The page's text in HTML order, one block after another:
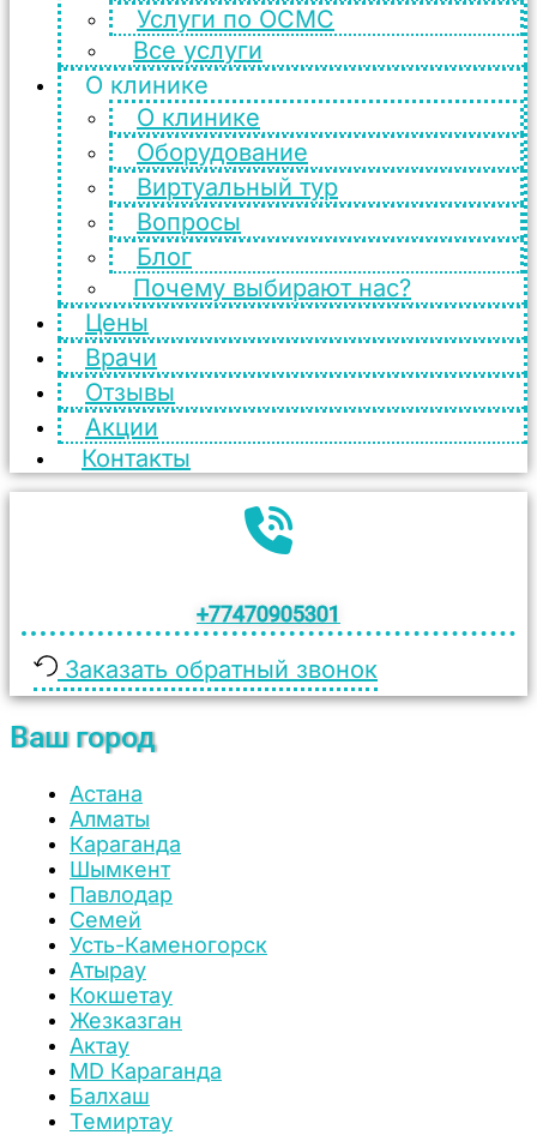
Услуги по ОСМС
Все услуги
О клинике
О клинике
Оборудование
Виртуальный тур
Вопросы
Блог
Почему выбирают нас?
Цены
Врачи
Отзывы
Акции
Контакты
+77470905301
Заказать обратный звонок
Ваш город
Астана
Алматы
Караганда
Шымкент
Павлодар
Семей
Усть-Каменогорск
Атырау
Кокшетау
Жезказган
Актау
MD Караганда
Балхаш
Темиртау